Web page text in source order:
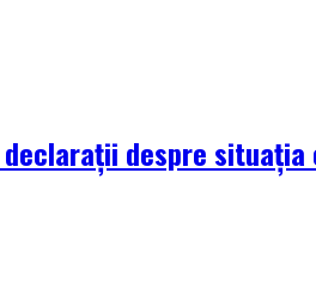
declarații despre